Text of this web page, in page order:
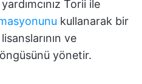
Torii ile
kullanarak bir
ve
yönetir.